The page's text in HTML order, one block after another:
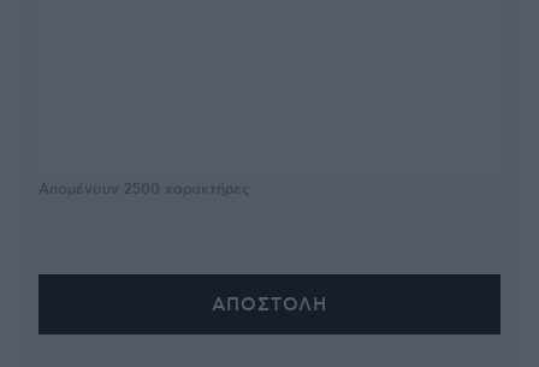
Απομένουν 2500 χαρακτήρες